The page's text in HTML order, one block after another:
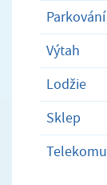
Parkování
Výtah
Lodžie
Sklep